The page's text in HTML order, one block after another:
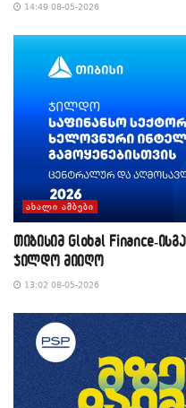
14:49 08-05-2026
ᲐᲮᲐᲚᲘ ᲐᲛᲑᲔᲑᲘ
თიბისიმ Global Finance-
ჯილდო მიიღო
13:02 08-05-2026